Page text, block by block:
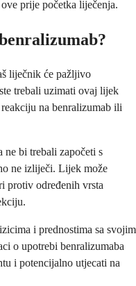
prije početka liječenja.
liječnik će pažljivo
trebali uzimati ovaj lijek
na benralizumab ili
bi trebali započeti s
ne izliječi. Lijek može
protiv određenih vrsta
i prednostima sa svojim
o upotrebi benralizumaba
i potencijalno utjecati na